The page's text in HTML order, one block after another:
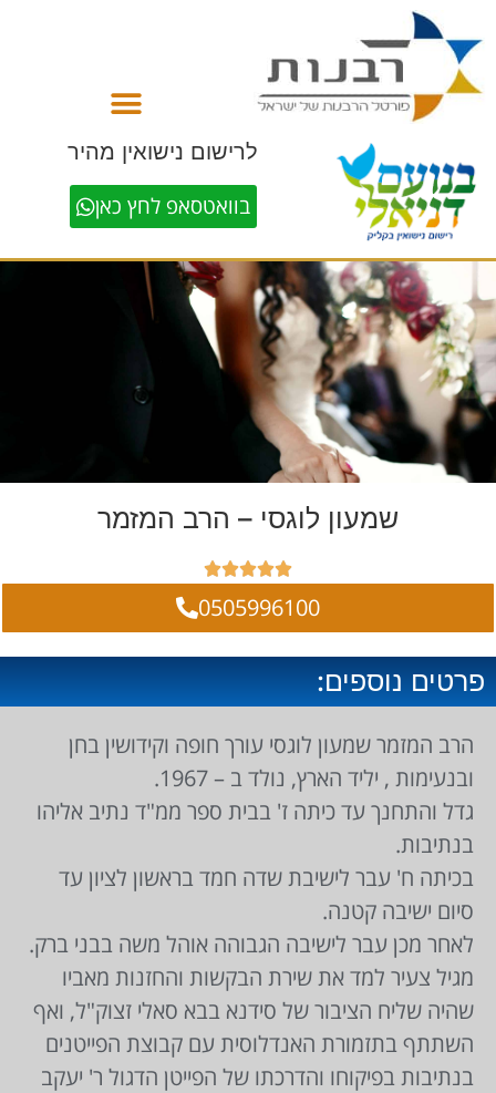
לרישום נישואין מהיר
בוואטסאפ לחץ כאן
שמעון לוגסי – הרב המזמר





0505996100
פרטים נוספים:
הרב המזמר שמעון לוגסי עורך חופה וקידושין בחן
ובנעימות , יליד הארץ, נולד ב – 1967.
גדל והתחנך עד כיתה ז' בבית ספר ממ"ד נתיב אליהו
בנתיבות.
בכיתה ח' עבר לישיבת שדה חמד בראשון לציון עד
סיום ישיבה קטנה.
לאחר מכן עבר לישיבה הגבוהה אוהל משה בבני ברק.
מגיל צעיר למד את שירת הבקשות והחזנות מאביו
שהיה שליח הציבור של סידנא בבא סאלי זצוק"ל, ואף
השתתף בתזמורת האנדלוסית עם קבוצת הפייטנים
בנתיבות בפיקוחו והדרכתו של הפייטן הדגול ר' יעקב